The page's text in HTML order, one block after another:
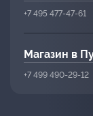
+7 495 477-47-61
Магазин в
+7 499 490-29-12